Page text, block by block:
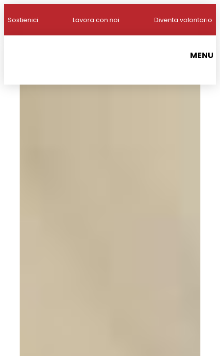
Sostienici Lavora con noi Diventa volontario
MENU